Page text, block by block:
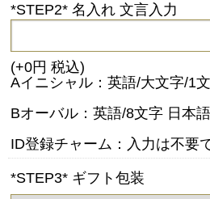
*STEP2* 名入れ 文言入力
(+0円 税込)
Aイニシャル：英語/大文字/1
Bオーバル：英語/8文字 日本
ID登録チャーム：入力は不要
*STEP3* ギフト包装